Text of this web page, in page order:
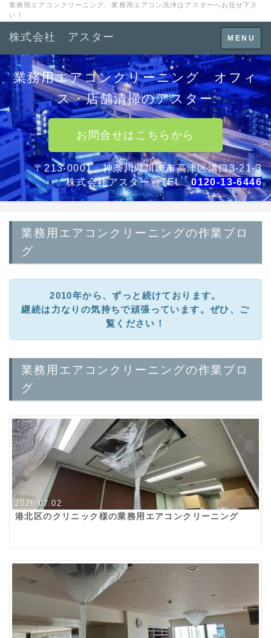
業務用エアコンクリーニング、業務用エアコン洗浄はアスターへお任せ下さ
い！
Toggle
navigation
MENU
株式会社 アスター
業務用エアコンクリーニング オフィ
ス・店舗清掃のアスター
お問合せはこちらから
〒213-0001 神奈川県川崎市高津区溝口3-21-3
株式会社アスター TEL0120-13-6446
業務用エアコンクリーニングの作業ブロ
グ
2010年から、ずっと続けております。
継続は力なりの気持ちで頑張っています。ぜひ、ご
覧ください！
業務用エアコンクリーニングの作業ブロ
グ
2026.07.02
港北区のクリニック様の業務用エアコンクリーニング